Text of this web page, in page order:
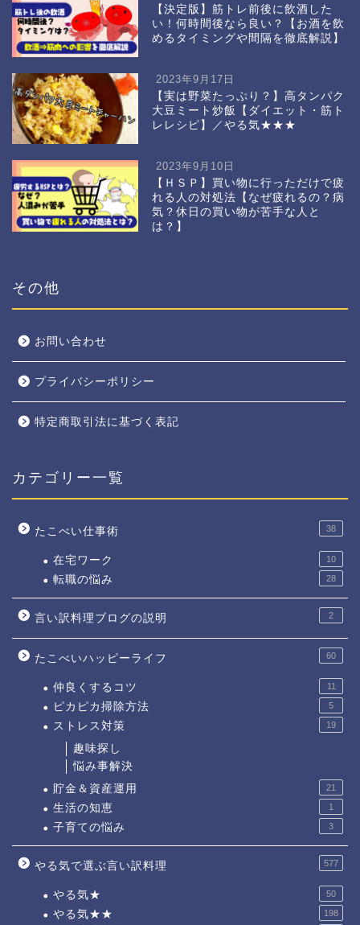
【決定版】筋トレ前後に飲酒した
い！何時間後なら良い？【お酒を飲
めるタイミングや間隔を徹底解説】
2023年9月17日
【実は野菜たっぷり？】高タンパク
大豆ミート炒飯【ダイエット・筋ト
レレシピ】／やる気★★★
2023年9月10日
【ＨＳＰ】買い物に行っただけで疲
れる人の対処法【なぜ疲れるの？病
気？休日の買い物が苦手な人と
は？】
その他
お問い合わせ
プライバシーポリシー
特定商取引法に基づく表記
カテゴリー一覧
たこべい仕事術 38
在宅ワーク 10
転職の悩み 28
言い訳料理ブログの説明 2
たこべいハッピーライフ 60
仲良くするコツ 11
ピカピカ掃除方法 5
ストレス対策 19
趣味探し
悩み事解決
貯金＆資産運用
21
生活の知恵 1
子育ての悩み 3
やる気で選ぶ言い訳料理 577
やる気★ 50
やる気★★ 198